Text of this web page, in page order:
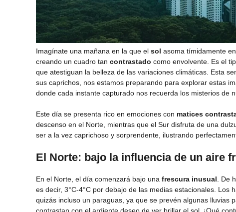
Imagínate una mañana en la que el sol asoma tímidamente
creando un cuadro tan contrastado como envolvente. Es el
que atestiguan la belleza de las variaciones climáticas. Esta
sus caprichos, nos estamos preparando para explorar estas
donde cada instante capturado nos recuerda los misterios de
Este día se presenta rico en emociones con matices
descenso en el Norte, mientras que el Sur disfruta de una
ser a la vez caprichoso y sorprendente, ilustrando
El Norte: bajo la influencia de un aire
En el Norte, el día comenzará bajo una frescura inusual. De
es decir, 3°C-4°C por debajo de las medias estacionales. Los
quizás incluso un paraguas, ya que se prevén algunas lluvias